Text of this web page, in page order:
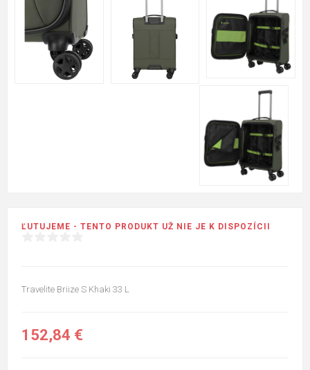
ĽUTUJEME - TENTO PRODUKT UŽ NIE JE K DISPOZÍCII
Travelite Briize S Khaki 33 L
152,84 €